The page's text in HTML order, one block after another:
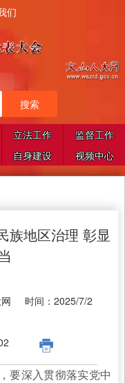
们
立法工作
监督工作
自身建设 视频中心
族地区治理 彰显
时间： 2025/7/2
深入贯彻落实党中